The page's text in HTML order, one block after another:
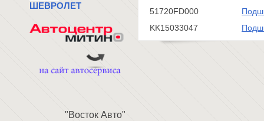
51720FD000
KK15033047
ШЕВРОЛЕТ
"Восток Авто"